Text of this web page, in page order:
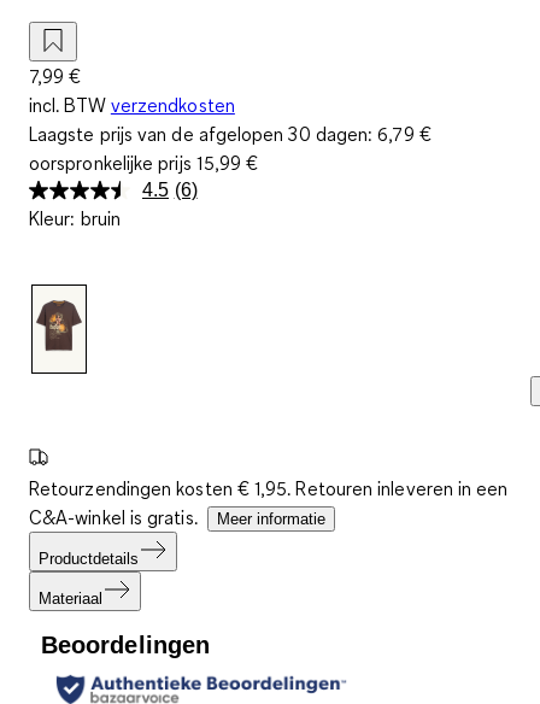
7,99 €
incl. BTW verzendkosten
Laagste prijs van de afgelopen 30 dagen:6,79 €
oorspronkelijke prijs 15,99 €
4.5 Lees
(6)
Kleur: bruin
Retourzendingen kosten € 1,95. Retouren inleveren in een
C&A-winkel is gratis.
Meer informatie
Productdetails
Materiaal
Beoordelingen